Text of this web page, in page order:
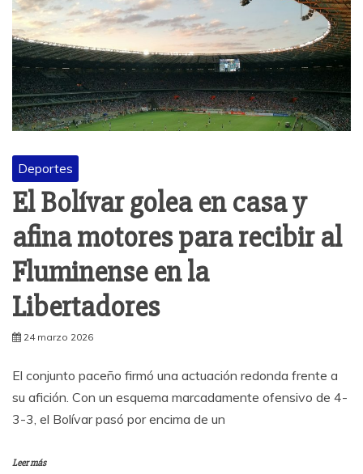
Deportes
El Bolívar golea en casa y
afina motores para recibir al
Fluminense en la
Libertadores
24 marzo 2026
El conjunto paceño firmó una actuación redonda frente a
su afición. Con un esquema marcadamente ofensivo de 4-
3-3, el Bolívar pasó por encima de un
Leer más